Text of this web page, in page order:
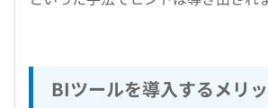
BIツールを導入するメリ